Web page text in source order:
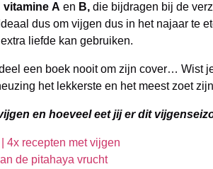
vitamine A en B, die bijdragen bij de
Ideaal dus om vijgen dus in het najaar te
liefde kan gebruiken.
een boek nooit om zijn cover… Wist
het lekkerste en het meest zoet
en hoeveel eet jij er dit
4x recepten met vijgen
de pitahaya vrucht